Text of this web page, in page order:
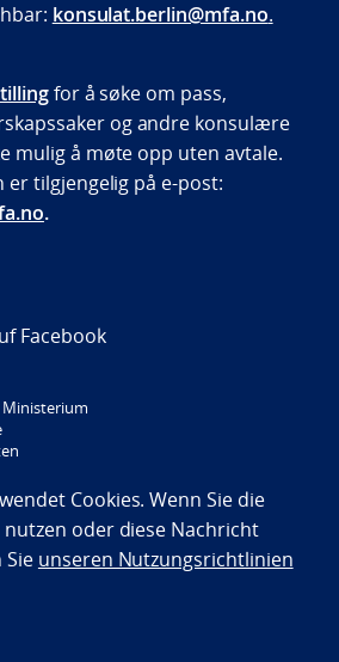
konsulat.berlin@mfa.no.
for å søke om pass,
og andre konsulære
mulig å møte opp uten avtale.
er tilgjengelig på e-post:
.
Facebook
Instagram
/ Accessibility statement
Ministerium
Cookies. Wenn Sie die
oder diese Nachricht
unseren Nutzungsrichtlinien